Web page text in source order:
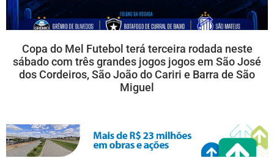
Copa do Mel Futebol terá terceira rodada neste
sábado com três grandes jogos jogos em São José
dos Cordeiros, São João do Cariri e Barra de São
Miguel